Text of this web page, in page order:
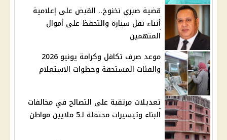
قضية صبري نخنوخ.. القبض على إعلامية
أثناء نقل سيارة والتحفظ على أموال
المتهمين
موعد صرف تكافل وكرامة يونيو 2026
والفئات المستحقة وخطوات الاستعلام
تعديلات مرتقبة على التصالح في مخالفات
البناء وتيسيرات محتملة لـ5 ملايين مواطن